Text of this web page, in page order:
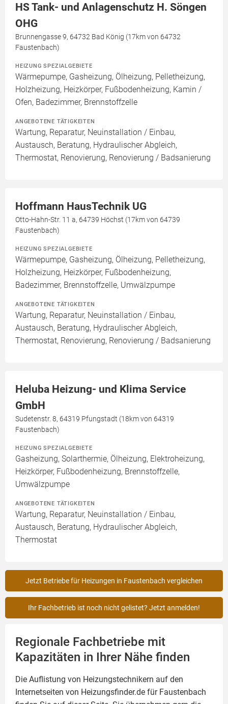
HS Tank- und Anlagenschutz H. Söngen
OHG
Brunnengasse 9, 64732 Bad König (17km von 64732
Faustenbach)
HEIZUNG SPEZIALGEBIETE
Wärmepumpe, Gasheizung, Ölheizung, Pelletheizung,
Holzheizung, Heizkörper, Fußbodenheizung, Kamin /
Ofen, Badezimmer, Brennstoffzelle
ANGEBOTENE TÄTIGKEITEN
Wartung, Reparatur, Neuinstallation / Einbau,
Austausch, Beratung, Hydraulischer Abgleich,
Thermostat, Renovierung, Renovierung / Badsanierung
Hoffmann HausTechnik UG
Otto-Hahn-Str. 11 a, 64739 Höchst (17km von 64739
Faustenbach)
HEIZUNG SPEZIALGEBIETE
Wärmepumpe, Gasheizung, Ölheizung, Pelletheizung,
Holzheizung, Heizkörper, Fußbodenheizung,
Badezimmer, Brennstoffzelle, Umwälzpumpe
ANGEBOTENE TÄTIGKEITEN
Wartung, Reparatur, Neuinstallation / Einbau,
Austausch, Beratung, Hydraulischer Abgleich,
Thermostat, Renovierung, Renovierung / Badsanierung
Heluba Heizung- und Klima Service
GmbH
Sudetenstr. 8, 64319 Pfungstadt (18km von 64319
Faustenbach)
HEIZUNG SPEZIALGEBIETE
Gasheizung, Solarthermie, Ölheizung, Elektroheizung,
Heizkörper, Fußbodenheizung, Brennstoffzelle,
Umwälzpumpe
ANGEBOTENE TÄTIGKEITEN
Wartung, Reparatur, Neuinstallation / Einbau,
Austausch, Beratung, Hydraulischer Abgleich,
Thermostat
Jetzt Betriebe für Heizungen in Faustenbach vergleichen
Ihr Fachbetrieb ist noch nicht gelistet? Jetzt anmelden!
Regionale Fachbetriebe mit
Kapazitäten in Ihrer Nähe finden
Die Auflistung von Heizungstechnikern auf den
Internetseiten von Heizungsfinder.de für Faustenbach